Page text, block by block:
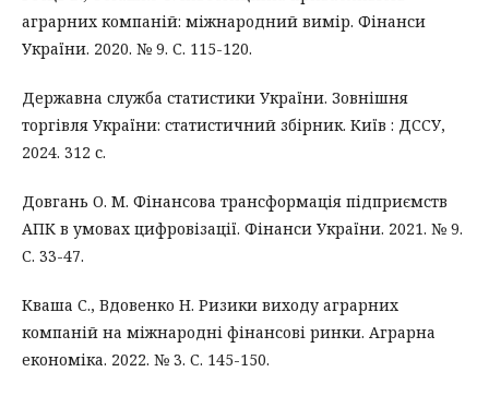
аграрних компаній: міжнародний вимір. Фінанси
України. 2020. № 9. С. 115-120.
Державна служба статистики України. Зовнішня
торгівля України: статистичний збірник. Київ : ДССУ,
2024. 312 с.
Довгань О. М. Фінансова трансформація підприємств
АПК в умовах цифровізації. Фінанси України. 2021. № 9.
С. 33-47.
Кваша С., Вдовенко Н. Ризики виходу аграрних
компаній на міжнародні фінансові ринки. Аграрна
економіка. 2022. № 3. С. 145-150.